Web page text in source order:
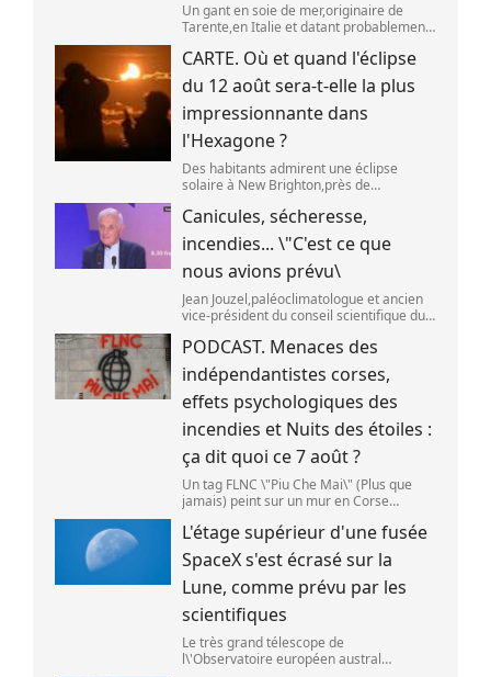
Un gant en soie de mer,originaire de
Tarente,en Italie et datant probablement
JOHN HILL)
CARTE. Où et quand l'éclipse
du 12 août sera-t-elle la plus
impressionnante dans
l'Hexagone ?
Des habitants admirent une éclipse
solaire à New Brighton,près de
septembre 2025. (SANKA VIDANAGAMA )
Canicules, sécheresse,
incendies... \"C'est ce que
nous avions prévu\
Jean Jouzel,paléoclimatologue et ancien
vice-président du conseil scientifique du
(FRANCEINFO / RADIO FRANCE)
PODCAST. Menaces des
indépendantistes corses,
effets psychologiques des
incendies et Nuits des étoiles :
ça dit quoi ce 7 août ?
Un tag FLNC \"Piu Che Mai\" (Plus que
jamais) peint sur un mur en Corse
CASABIANCA )
L'étage supérieur d'une fusée
SpaceX s'est écrasé sur la
Lune, comme prévu par les
scientifiques
Le très grand télescope de
l\'Observatoire européen austral